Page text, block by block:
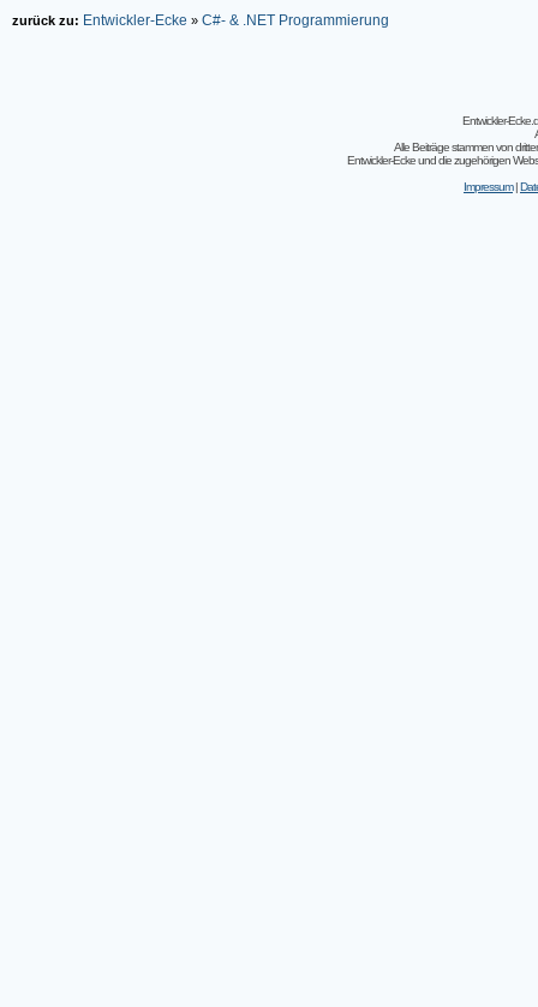
zurück zu: Entwickler-Ecke » C#- & .NET Programmierung
Entwickler-
Alle Beiträge stammen von
Entwickler-Ecke und die zugehörigen
Impressum|